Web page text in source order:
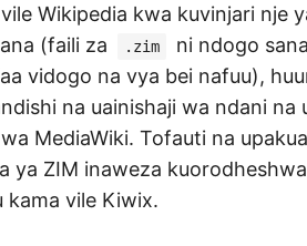
Wikipedia kwa kuvinjari nje
(faili za
.zim
ni ndogo
vidogo na vya bei nafuu),
na uainishaji wa ndani na
MediaWiki. Tofauti na
ya ZIM inaweza
kama vile Kiwix.